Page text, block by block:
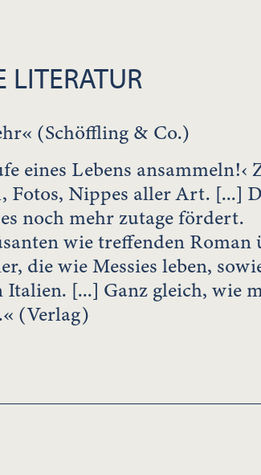
LITERATUR
(Schöffling & Co.)
eines Lebens ansammeln!‹
Fotos, Nippes aller Art. [...]
noch mehr zutage fördert.
wie treffenden Roman
die wie Messies leben,
[...] Ganz gleich, wie
(Verlag)